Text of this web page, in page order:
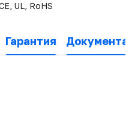
UL, RoHS
Гарантия